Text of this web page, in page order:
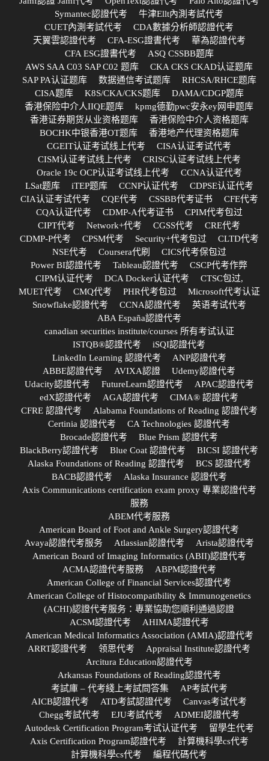
Symantec認證代考
牛津Ellt內測考試代考
CUET內測考試代考
CDA數據分析師認證代考
天翼雲認證代考
CFA-ESG證書代考
華為認證代考
CFA ESG證書代考
ASQ CSSBB题库
AWS SAA C03 SAP C02 题库
CKA CKS CKAD认证题库
SAP PA认证题库
数据通信考试题库
RHCSA/RHCE题库
CISA题库
K8S/CKA/CKS题库
DAMA/CDGP题库
香港保险中介人IIQE题库
kpmg德勤pwc安永ey网申题库
香港证券期货从业资格题库
香港保险中介人资格题库
BOCHK中银香港OT题库
香港地产代理资格题库
CGEIT认证考试线上代考
CISA认证考试代考
CISM认证考试线上代考
CRISC认证考试线上代考
Oracle 19c OCP认证考试线上代考
CCNA认证代考
LSat题库
iTEP题库 CCNP认证代考
CDPSE认证代考
CIA认证考试代考
CQE代考 CSSBB代考证书
CFE代考
CQA认证代考
CDMP-A代考证书
CPIM代考包过
CIPT代考
Network+代考 CGSS代考
CRE代考
CDMP-P代考
CPSM代考 Security+代考包过
CLTD代考
NSE代考
Coursera代刷
CICS代考保包过
Power BI認證代考
Tableau認證代考
CSCP代考作弊
CIPM认证代考
DCA Docker认证代考
CTSC包过,
MUET代考
CMQ代考 PHR代考包过
Microsoft代考认证
Snowflake認證代考
CCNA認證代考
英语考试代考
ABA España認證代考
canadian securities institute/courses 所有考试认证
ISTQB®認證代考
iSQI認證代考
LinkedIn Learning 認證代考
ANP認證代考
ABBE認證代考
AVIXA認證
Udemy認證代考
Udacity認證代考
FutureLearn認證代考
APAC認證代考
edX認證代考
AGA認證代考
CIMA® 認證代考
CFRE 認證代考
Alabama Foundations of Reading 認證代考
Certinia 認證代考
CA Technologies 認證代考
Brocade認證代考
Blue Prism 認證代考
BlackBerry認證代考
Blue Coat 認證代考
BICSI 認證代考
Alaska Foundations of Reading 認證代考
BCS 認證代考
BACB認證代考
Alaska Insurance 認證代考
Axis Communications certification exam proxy 專業認證代考
服務
ABEM代考服務
American Board of Foot and Ankle Surgery認證代考
Avaya認證代考服务
Atlassian認證代考
Arista認證代考
American Board of Imaging Informatics (ABII)認證代考
ACMA認證代考服務
ABPM認證代考
American College of Financial Services認證代考
American College of Histocompatibility & Immunogenetics
(ACHI)認證代考服务：專業協助您順利通過認證
ACSM認證代考
AHIMA認證代考
American Medical Informatics Association (AMIA)認證代考
ARRT認證代考
领思代考
Appraisal Institute認證代考
Arcitura Education認證代考
Arkansas Foundations of Reading認證代考
考試庫 – 代考綫上考試問答集
AP考試代考
AICB認證代考
ATD考試認證代考
Canvas考试代考
Chegg考試代考
EJU考試代考
ADMEI認證代考
Autodesk Certification Program考试认证代考
留學生代考
Axis Certification Program認證代考
計算機科學cs代考
計算機科學cs代考
編程代碼代考